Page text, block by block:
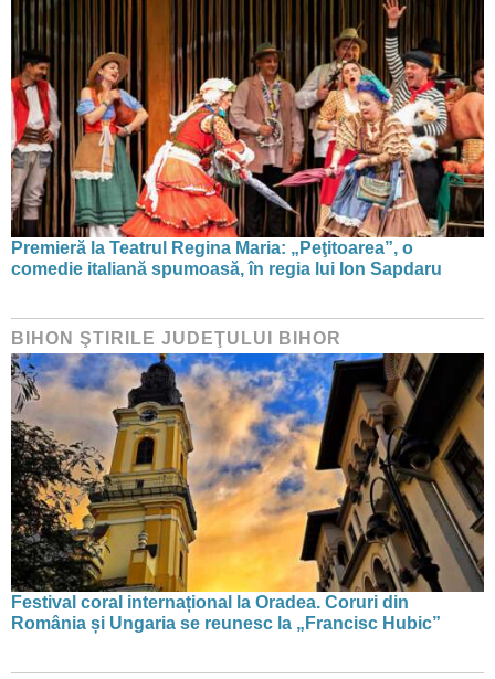
Premieră la Teatrul Regina Maria: „Peţitoarea”, o
comedie italiană spumoasă, în regia lui Ion Sapdaru
BIHON ŞTIRILE JUDEŢULUI BIHOR
Festival coral internațional la Oradea. Coruri din
România și Ungaria se reunesc la „Francisc Hubic”